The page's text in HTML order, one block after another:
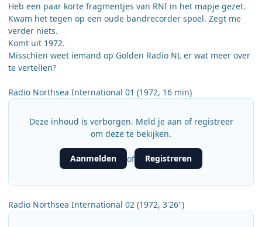
Heb een paar korte fragmentjes van RNI in het mapje gezet.
Kwam het tegen op een oude bandrecorder spoel. Zegt me
verder niets.
Komt uit 1972.
Misschien weet iemand op Golden Radio NL er wat meer over
te vertellen?
Radio Northsea International 01 (1972, 16 min)
Deze inhoud is verborgen. Meld je aan of registreer
om deze te bekijken.
Aanmelden of Registreren
Radio Northsea International 02 (1972, 3'26'')